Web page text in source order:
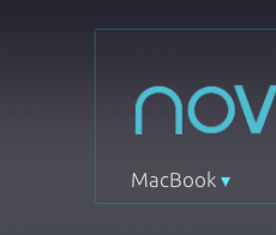
MacBook